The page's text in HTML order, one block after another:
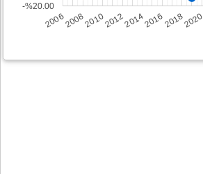
20062008201020122014201620182020
-%20.00